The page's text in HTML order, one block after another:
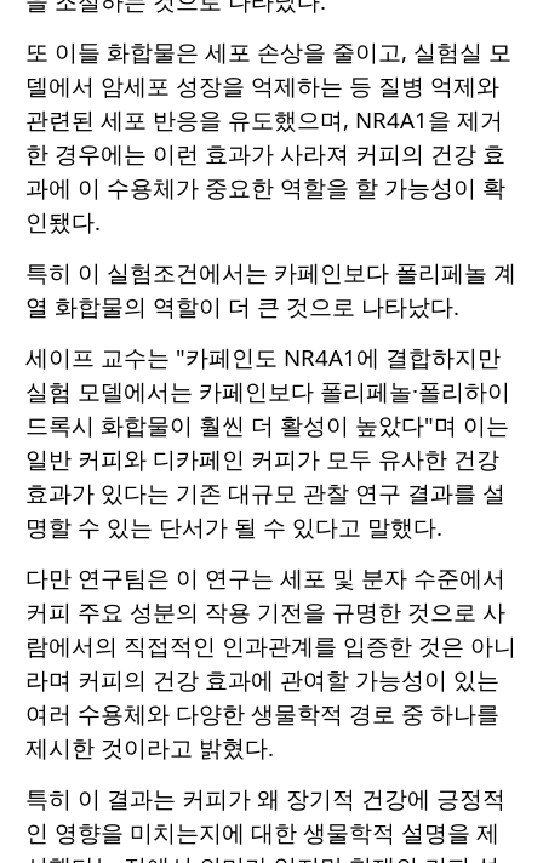
또 이들 화합물은 세포 손상을 줄이고, 실험실 모
델에서 암세포 성장을 억제하는 등 질병 억제와
관련된 세포 반응을 유도했으며, NR4A1을 제거
한 경우에는 이런 효과가 사라져 커피의 건강 효
과에 이 수용체가 중요한 역할을 할 가능성이 확
인됐다.
특히 이 실험조건에서는 카페인보다 폴리페놀 계
열 화합물의 역할이 더 큰 것으로 나타났다.
세이프 교수는 "카페인도 NR4A1에 결합하지만
실험 모델에서는 카페인보다 폴리페놀·폴리하이
드록시 화합물이 훨씬 더 활성이 높았다"며 이는
일반 커피와 디카페인 커피가 모두 유사한 건강
효과가 있다는 기존 대규모 관찰 연구 결과를 설
명할 수 있는 단서가 될 수 있다고 말했다.
다만 연구팀은 이 연구는 세포 및 분자 수준에서
커피 주요 성분의 작용 기전을 규명한 것으로 사
람에서의 직접적인 인과관계를 입증한 것은 아니
라며 커피의 건강 효과에 관여할 가능성이 있는
여러 수용체와 다양한 생물학적 경로 중 하나를
제시한 것이라고 밝혔다.
특히 이 결과는 커피가 왜 장기적 건강에 긍정적
인 영향을 미치는지에 대한 생물학적 설명을 제